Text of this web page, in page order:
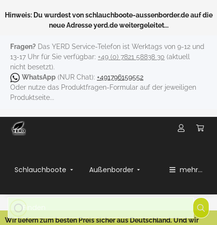
Hinweis: Du wurdest von schlauchboote-aussenborder.de auf die
neue Adresse yerd.de weitergeleitet...
Fragen? Das YERD Service-Telefon ist Werktags von 9-12 und
13-17 Uhr für Sie verfügbar: +49 (0) 7821 58838 30 (aktuell
nicht besetzt).
WhatsApp (NUR Chat): +491796159552
Oder nutze das Produktfragen-Formular auf der jeweiligen
Produktseite...
Schlauchboote Außenborder mehr...
Wir liefern zum besten Preis sicher aus Deutschland. Und wir